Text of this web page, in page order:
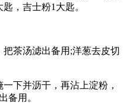
，吉士粉1大匙。
茶汤滤出备用;洋葱去皮切
下并沥干，再沾上淀粉，
备用。